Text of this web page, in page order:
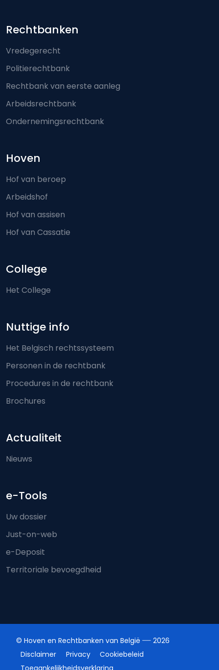
Footer-menu
Rechtbanken
Vredegerecht
Politierechtbank
Rechtbank van eerste aanleg
Arbeidsrechtbank
Ondernemingsrechtbank
Hoven
Hof van beroep
Arbeidshof
Hof van assisen
Hof van Cassatie
College
Het College
Nuttige info
Het Belgisch rechtssysteem
Personen in de rechtbank
Procedures in de rechtbank
Brochures
Actualiteit
Nieuws
e-Tools
Uw dossier
Just-on-web
e-Deposit
Territoriale bevoegdheid
© Hoven en Rechtbanken van België
2026
Disclaimer
Privacy
Cookiebeleid